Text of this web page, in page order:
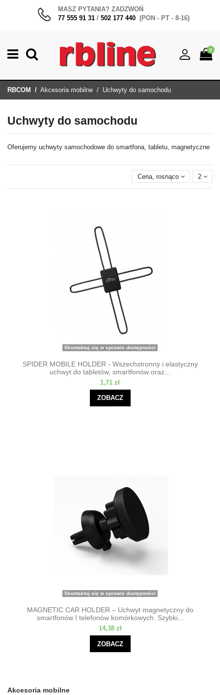
MASZ PYTANIA? ZADZWOŃ
77 555 91 31 / 502 177 440 (PON - PT - 8-16)
0
RBCOM Akcesoria mobilne Uchwyty do samochodu
Uchwyty do samochodu
Oferujemy uchwyty samochodowe do smartfona, tabletu, magnetyczne
Cena, rosnąco 2
Skontaktuj się w sprawie dostępności
SPIDER MOBILE HOLDER - Wszechstronny i elastyczny
uchwyt do tabletów, smartfonów oraz...
1,71 zł
ZOBACZ
Skontaktuj się w sprawie dostępności
MAGNETIC CAR HOLDER – Uchwyt magnetyczny do
smartfonów I telefonów komórkowych. Szybki...
14,38 zł
ZOBACZ
Akcesoria mobilne